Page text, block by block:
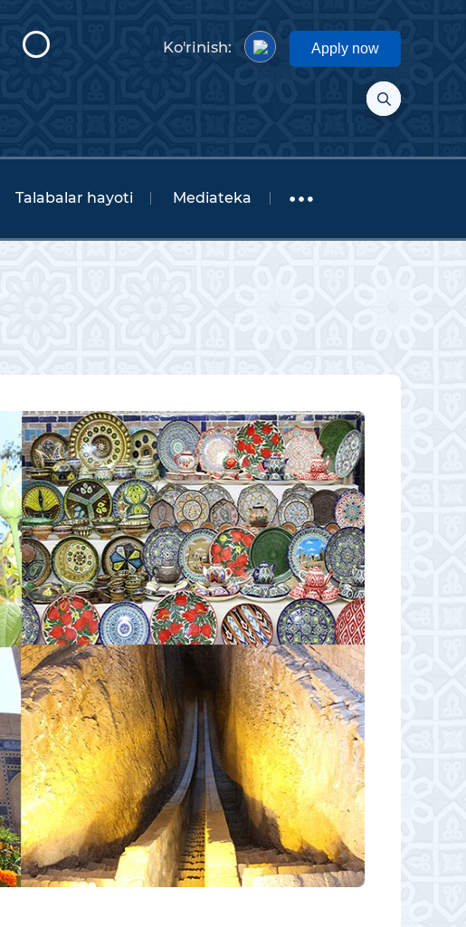
Ko'rinish: Apply now
Talabalar hayoti Mediateka